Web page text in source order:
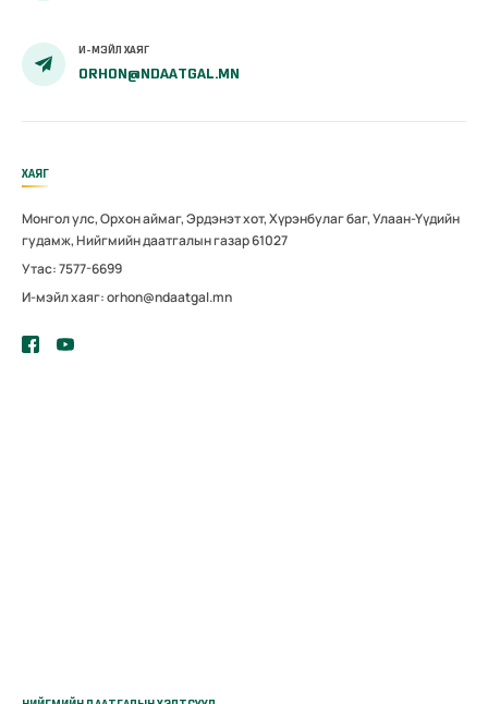
И-МЭЙЛ ХАЯГ
ORHON@NDAATGAL.MN
ХАЯГ
Монгол улс, Орхон аймаг, Эрдэнэт хот, Хүрэнбулаг баг, Улаан-Үүдийн
гудамж, Нийгмийн даатгалын газар 61027
Утас: 7577-6699
И-мэйл хаяг: orhon@ndaatgal.mn